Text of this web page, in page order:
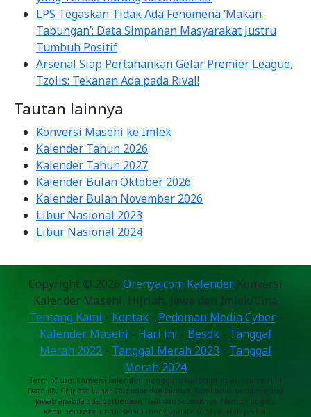
LPS Tegaskan Tidak Ada Fenomena ‘Makan
Tabungan’: Data Simpanan Masyarakat Justru
Tumbuh Positif
Arsenal Siap Pertahankan Gelar Premier League,
Tzolis: Tekanan Ada pada Rival!
Tautan lainnya
Konversi Masehi ke Imlek
Kalender Tahun 2026
Kalender Tahun 2027
Kalender Bulan Oktober 2026
Kalender Bulan November 2026
Libur Nasional 2023
Libur Nasional 2024
Copyright © 2026 Orenya.com Kalender Konversi
Kalender Masehi, Hijriah, Jawa dan Imlek/Cina
Tentang Kami - Kontak- Pedoman Media Cyber-
Kalender Masehi - Hari ini - Besok - Tanggal
Merah 2022 - Tanggal Merah 2023 - Tanggal
Merah 2024
Term of use: konversi kalender menggunakan script open source Hijri
Date lib, Chinese Lunar Calendar dan lainnya. Kami tidak bertanggung
jawab apabila ada perbedaan hasil dan seterusnya. Namun begitu,
kami berusaha untuk selalu mengupdate supaya lebih presisi.